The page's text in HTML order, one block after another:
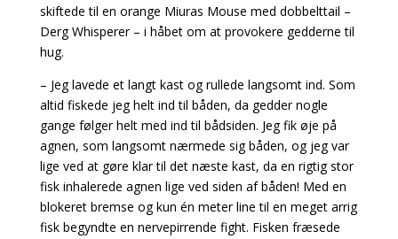
skiftede til en orange Miuras Mouse med dobbelttail –
Derg Whisperer – i håbet om at provokere gedderne til
hug.
– Jeg lavede et langt kast og rullede langsomt ind. Som
altid fiskede jeg helt ind til båden, da gedder nogle
gange følger helt med ind til bådsiden. Jeg fik øje på
agnen, som langsomt nærmede sig båden, og jeg var
lige ved at gøre klar til det næste kast, da en rigtig stor
fisk inhalerede agnen lige ved siden af båden! Med en
blokeret bremse og kun én meter line til en meget arrig
fisk begyndte en nervepirrende fight. Fisken fræsede